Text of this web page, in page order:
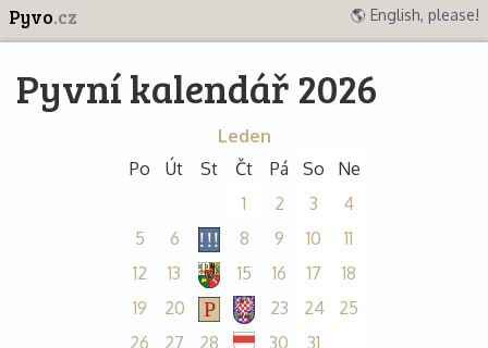
Pyvo.cz 🌎 English, please!
Pyvní kalendář 2026
Leden
Po
Út St Čt Pá So
Ne
1
2 3
4
5
6 8 9 10
11
12
13 15 16 17
18
19
20 23 24
25
26
27 28 30 31